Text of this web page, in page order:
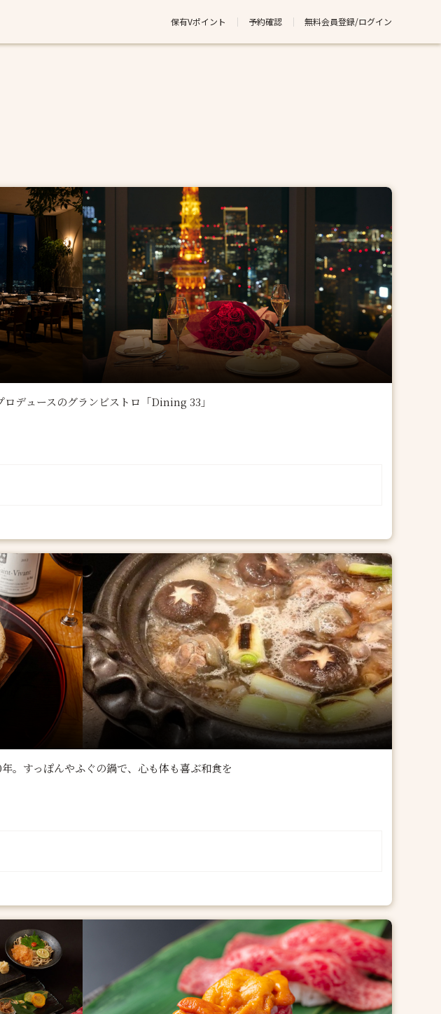
保有Vポイント 予約確認 無料会員登録/ログイン
デュースのグランビストロ「Dining 33」
。すっぽんやふぐの鍋で、心も体も喜ぶ和食を